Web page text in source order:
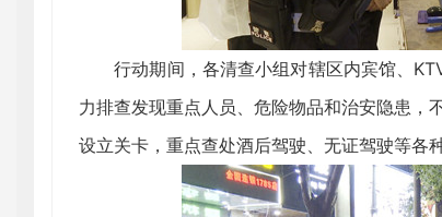
行动期间，各清查小组对辖区内宾馆、
力排查发现重点人员、危险物品和治安隐患，
设立关卡，重点查处酒后驾驶、无证驾驶等各